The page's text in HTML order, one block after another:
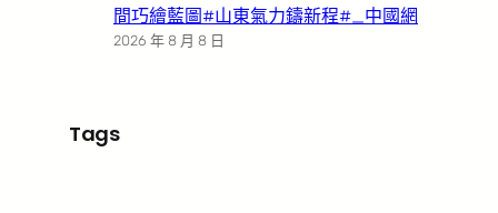
間巧繪藍圖#山東氣力鑄新程#_中國網
2026 年 8 月 8 日
Tags